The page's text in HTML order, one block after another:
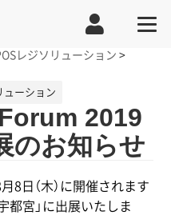
レジソリューション >
ューション
2019
のお知らせ
8日（木）に開催されます
都宮」に出展いたしま